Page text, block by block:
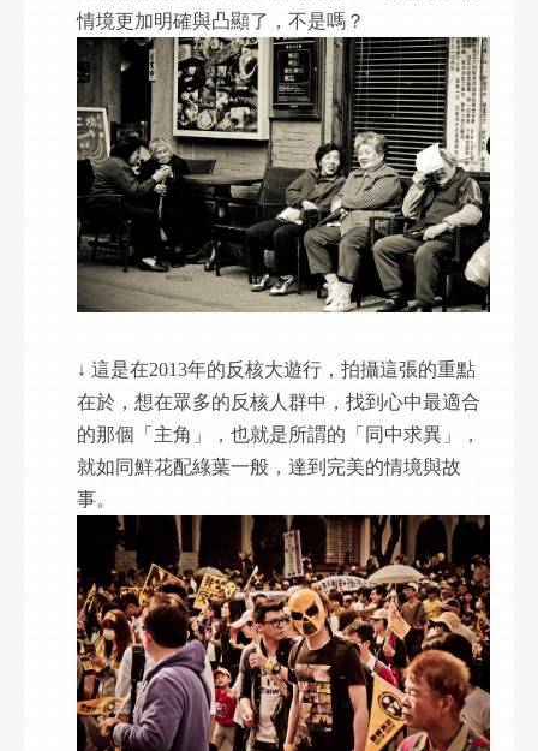
情境更加明確與凸顯了，不是嗎？
↓ 這是在2013年的反核大遊行，拍攝這張的重點
在於，想在眾多的反核人群中，找到心中最適合
的那個「主角」，也就是所謂的「同中求異」，
就如同鮮花配綠葉一般，達到完美的情境與故
事。